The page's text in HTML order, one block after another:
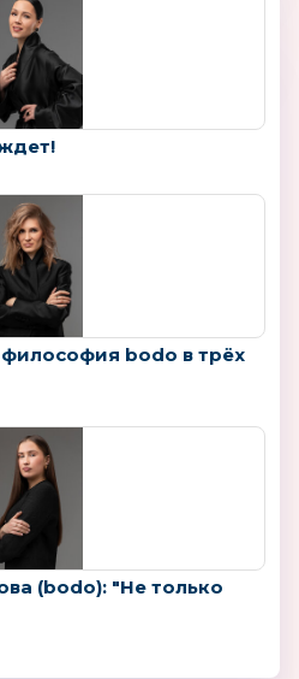
bodo в трёх
(bodo): "Не только